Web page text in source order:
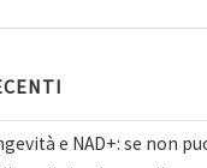
e NAD+: se non